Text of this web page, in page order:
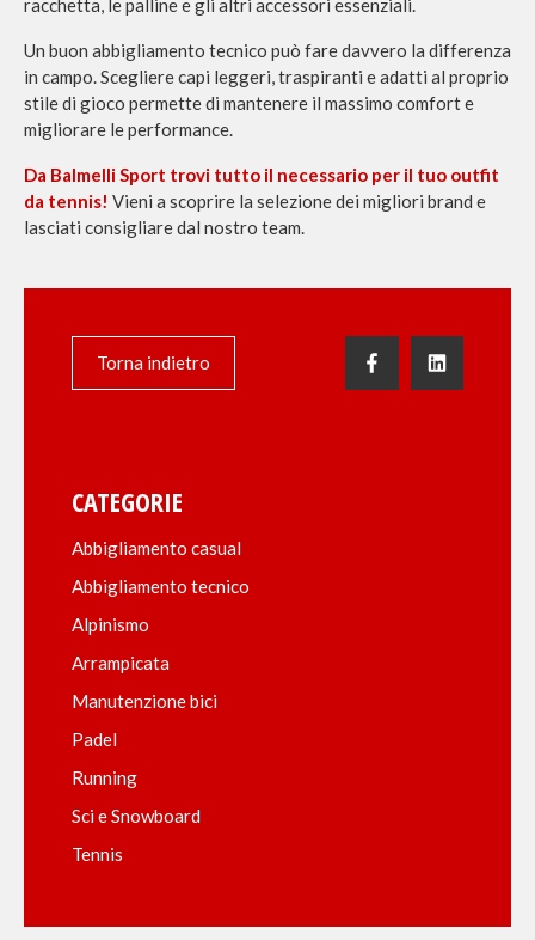
racchetta, le palline e gli altri accessori essenziali.
Un buon abbigliamento tecnico può fare davvero la differenza
in campo. Scegliere capi leggeri, traspiranti e adatti al proprio
stile di gioco permette di mantenere il massimo comfort e
migliorare le performance.
Da Balmelli Sport trovi tutto il necessario per il tuo outfit
da tennis! Vieni a scoprire la selezione dei migliori brand e
lasciati consigliare dal nostro team.
Torna indietro
CATEGORIE
Abbigliamento casual
Abbigliamento tecnico
Alpinismo
Arrampicata
Manutenzione bici
Padel
Running
Sci e Snowboard
Tennis